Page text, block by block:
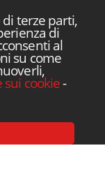
di terze parti,
di
al
su come
cookie-